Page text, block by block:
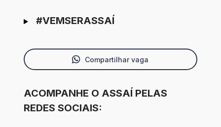
#VEMSERASSAÍ
Compartilhar vaga
ACOMPANHE O ASSAÍ PELAS
REDES SOCIAIS: